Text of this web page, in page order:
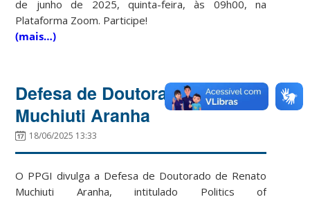
de junho de 2025, quinta-feira, às 09h00, na
Plataforma Zoom. Participe!
(mais…)
Defesa de Doutorado – Renato
Muchiuti Aranha
18/06/2025 13:33
O PPGI divulga a Defesa de Doutorado de Renato
Muchiuti Aranha, intitulado Politics of